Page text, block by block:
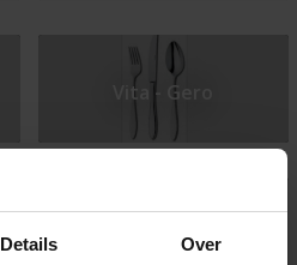
Details Over
Vita - Gero
Milano - Sola